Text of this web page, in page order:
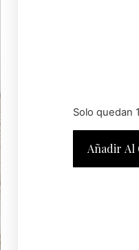
Solo quedan
Añadir Al